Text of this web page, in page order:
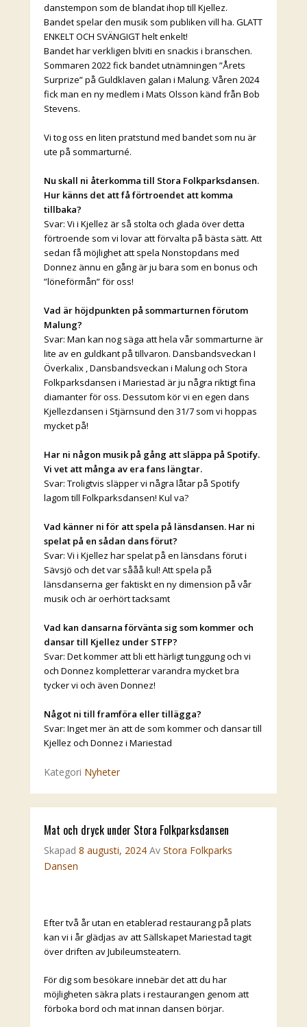
danstempon som de blandat ihop till Kjellez.
Bandet spelar den musik som publiken vill ha. GLATT
ENKELT OCH SVÄNGIGT helt enkelt!
Bandet har verkligen blviti en snackis i branschen.
Sommaren 2022 fick bandet utnämningen ”Årets
Surprize” på Guldklaven galan i Malung. Våren 2024
fick man en ny medlem i Mats Olsson känd från Bob
Stevens.
Vi tog oss en liten pratstund med bandet som nu är
ute på sommarturné.
Nu skall ni återkomma till Stora Folkparksdansen.
Hur känns det att få förtroendet att komma
tillbaka?
Svar: Vi i Kjellez är så stolta och glada över detta
förtroende som vi lovar att förvalta på bästa sätt. Att
sedan få möjlighet att spela Nonstopdans med
Donnez ännu en gång är ju bara som en bonus och
”löneförmån” för oss!
Vad är höjdpunkten på sommarturnen förutom
Malung?
Svar: Man kan nog säga att hela vår sommarturne är
lite av en guldkant på tillvaron. Dansbandsveckan I
Överkalix , Dansbandsveckan i Malung och Stora
Folkparksdansen i Mariestad är ju några riktigt fina
diamanter för oss. Dessutom kör vi en egen dans
Kjellezdansen i Stjärnsund den 31/7 som vi hoppas
mycket på!
Har ni någon musik på gång att släppa på Spotify.
Vi vet att många av era fans längtar.
Svar: Troligtvis släpper vi några låtar på Spotify
lagom till Folkparksdansen! Kul va?
Vad känner ni för att spela på länsdansen. Har ni
spelat på en sådan dans förut?
Svar: Vi i Kjellez har spelat på en länsdans förut i
Sävsjö och det var sååå kul! Att spela på
länsdanserna ger faktiskt en ny dimension på vår
musik och är oerhört tacksamt
Vad kan dansarna förvänta sig som kommer och
dansar till Kjellez under STFP?
Svar: Det kommer att bli ett härligt tunggung och vi
och Donnez kompletterar varandra mycket bra
tycker vi och även Donnez!
Något ni till framföra eller tillägga?
Svar: Inget mer än att de som kommer och dansar till
Kjellez och Donnez i Mariestad
Kategori Nyheter
Mat och dryck under Stora Folkparksdansen
Skapad 8 augusti, 2024 Av Stora Folkparks
Dansen
Efter två år utan en etablerad restaurang på plats
kan vi i år glädjas av att Sällskapet Mariestad tagit
över driften av Jubileumsteatern.
För dig som besökare innebär det att du har
möjligheten säkra plats i restaurangen genom att
förboka bord och mat innan dansen börjar.